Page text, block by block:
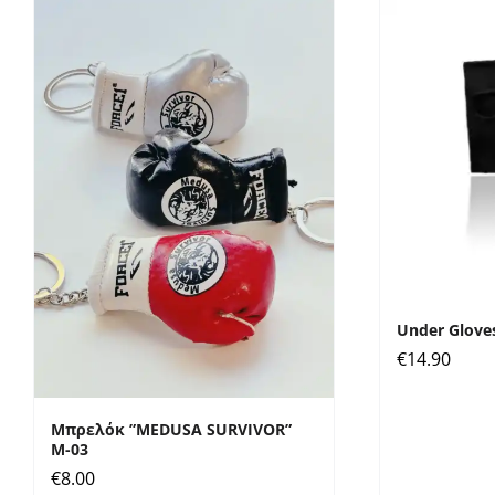
Μπρελόκ ”MEDUSA SURVIVOR”
Μ-03
€8.00
Under
€14.90